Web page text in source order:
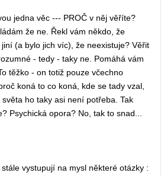
jedna věc --- PROČ v něj věříte?
že ne. Řekl vám někdo, že
(a bylo jich víc), že neexistuje? Věřit
- tedy - taky ne. Pomáhá vám
těžko - on totiž pouze včechno
koná to co koná, kde se tady vzal,
ho taky asi není potřeba. Tak
Psychická opora? No, tak to snad...
vystupují na mysl některé otázky :